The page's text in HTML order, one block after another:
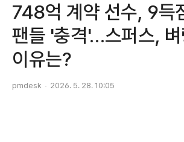
748억 계약 선수, 9득
팬들 '충격'…스퍼스, 벼
이유는?
pmdesk 2026. 5. 28. 10:05